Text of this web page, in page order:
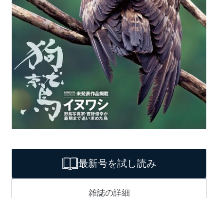
最新号を試し読み
雑誌の詳細